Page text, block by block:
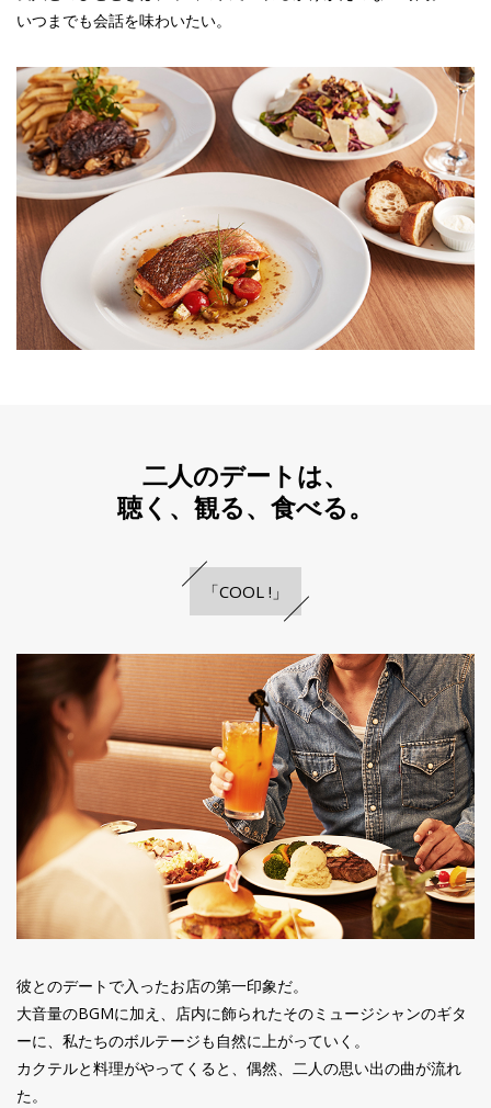
いつまでも会話を味わいたい。
二人のデートは、
聴く、観る、食べる。
「COOL !」
彼とのデートで入ったお店の第一印象だ。
大音量のBGMに加え、店内に飾られたそのミュージシャンのギタ
ーに、私たちのボルテージも自然に上がっていく。
カクテルと料理がやってくると、偶然、二人の思い出の曲が流れ
た。